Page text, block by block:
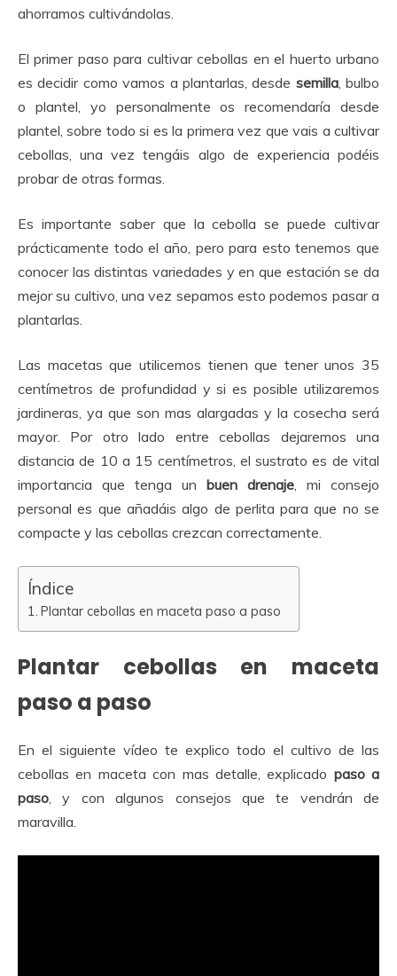
ahorramos cultivándolas.
El primer paso para cultivar cebollas en el huerto urbano
es decidir como vamos a plantarlas, desde semilla, bulbo
o plantel, yo personalmente os recomendaría desde
plantel, sobre todo si es la primera vez que vais a cultivar
cebollas, una vez tengáis algo de experiencia podéis
probar de otras formas.
Es importante saber que la cebolla se puede cultivar
prácticamente todo el año, pero para esto tenemos que
conocer las distintas variedades y en que estación se da
mejor su cultivo, una vez sepamos esto podemos pasar a
plantarlas.
Las macetas que utilicemos tienen que tener unos 35
centímetros de profundidad y si es posible utilizaremos
jardineras, ya que son mas alargadas y la cosecha será
mayor. Por otro lado entre cebollas dejaremos una
distancia de 10 a 15 centímetros, el sustrato es de vital
importancia que tenga un buen drenaje, mi consejo
personal es que añadáis algo de perlita para que no se
compacte y las cebollas crezcan correctamente.
Índice
Plantar cebollas en maceta paso a paso
Plantar cebollas en maceta
paso a paso
En el siguiente vídeo te explico todo el cultivo de las
cebollas en maceta con mas detalle, explicado paso a
paso , y con algunos consejos que te vendrán de
maravilla.